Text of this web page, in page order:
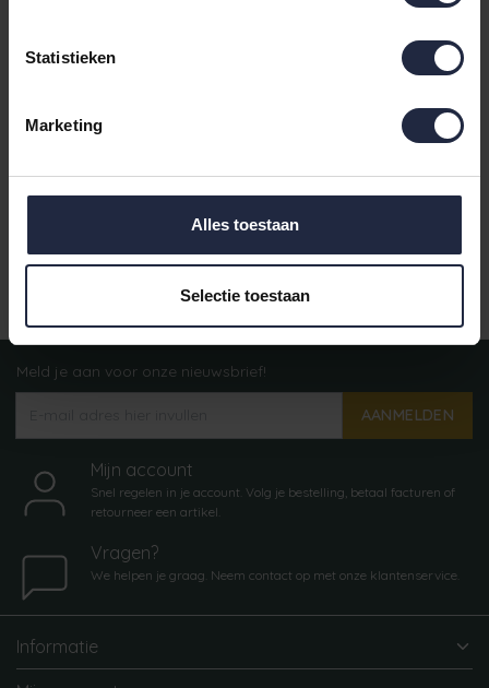
Statistieken
Marketing
Alles toestaan
Selectie toestaan
met Sjaalkraag 3423
met Sjaalkraag 3423
Meld je aan voor onze nieuwsbrief!
AANMELDEN
Mijn account
Snel regelen in je account. Volg je bestelling, betaal facturen of
retourneer een artikel.
Vragen?
We helpen je graag. Neem contact op met onze klantenservice.
Informatie